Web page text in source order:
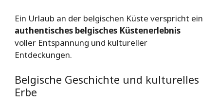
Ein Urlaub an der belgischen Küste verspricht ein
authentisches belgisches Küstenerlebnis
voller Entspannung und kultureller
Entdeckungen.
Belgische Geschichte und kulturelles
Erbe